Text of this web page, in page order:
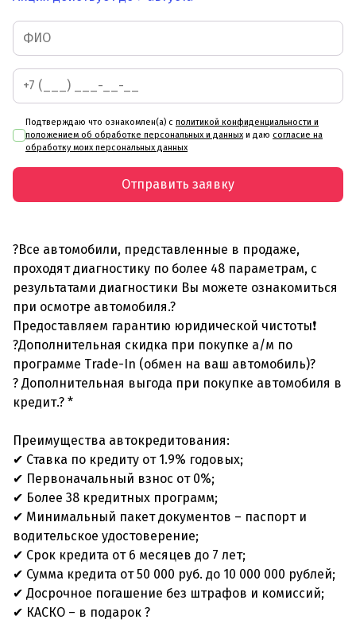
Подтверждаю что ознакомлен(а) с политикой конфиденциальности и
положением об обработке персональных и данных и даю согласие на
обработку моих персональных данных
Отправить заявку
?Все автомобили, представленные в продаже,
проходят диагностику по более 48 параметрам, с
результатами диагностики Вы можете ознакомиться
при осмотре автомобиля.?
Предоставляем гарантию юридической чистоты❗
?Дополнительная скидка при покупке а/м по
программе Trade-In (обмен на ваш автомобиль)?
? Дополнительная выгода при покупке автомобиля в
кредит.? *
Преимущества автокредитования:
✔ Ставка по кредиту от 1.9% годовых;
✔ Первоначальный взнос от 0%;
✔ Более 38 кредитных программ;
✔ Минимальный пакет документов – паспорт и
водительское удостоверение;
✔ Срок кредита от 6 месяцев до 7 лет;
✔ Сумма кредита от 50 000 руб. до 10 000 000 рублей;
✔ Досрочное погашение без штрафов и комиссий;
✔ КАСКО – в подарок ?